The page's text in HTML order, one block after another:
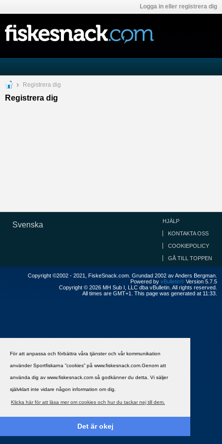
För att anpassa och förbättra våra tjänster och vår kommunikation
använder Sportfiskarna ”cookies” på www.fiskesnack.com.Genom att
använda dig av www.fiskesnack.com så godkänner du detta. Vi säljer
självklart inte vidare någon information om dig.
Klicka här för att läsa mer om cookies och hur du tackar nej till dem.
Det är okej
Logga in eller registrera dig
Registrera dig
Registrera dig
Svenska HJÄLP
KONTAKTA OSS
COOKIEPOLICY
GÅ TILL TOPPEN
Copyright ©2002 - 2021, FiskeSnack.com. Grundad 2002 av Anders Bergman.
Powered by vBulletin® Version 5.7.5
Copyright © 2026 MH Sub I, LLC dba vBulletin. All rights reserved.
All times are GMT+1. This page was generated at 11:33.